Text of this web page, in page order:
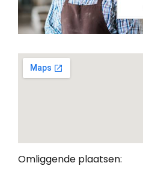
Omliggende plaatsen: